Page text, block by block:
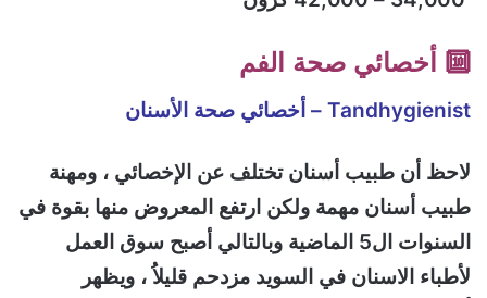
🔟 أخصائي صحة الفم
Tandhygienist – أخصائي صحة الأسنان
لاحظ أن طبيب أسنان تختلف عن الإخصائي ، ومهنة
طبيب أسنان مهمة ولكن ارتفع المعروض منها بقوة في
السنوات ال5 الماضية وبالتالي أصبح سوق العمل
لأطباء الاسنان في السويد مزدحم قليلاُ ، ويظهر